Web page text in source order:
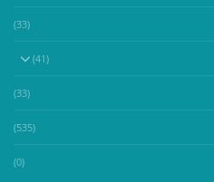
(33)
(41)
(33)
(535)
(0)